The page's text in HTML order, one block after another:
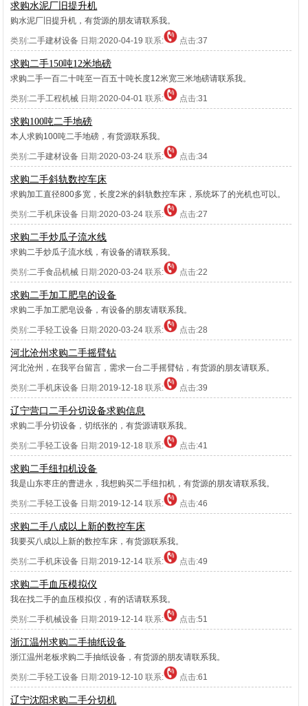
求购水泥厂旧提升机
购水泥厂旧提升机，有货源的朋友请联系我。
类别:二手建材设备 日期:2020-04-19 联系: 点击:37
求购二手150吨12米地磅
求购二手一百二十吨至一百五十吨长度12米宽三米地磅请联系我。
类别:二手工程机械 日期:2020-04-01 联系: 点击:31
求购100吨二手地磅
本人求购100吨二手地磅，有货源联系我。
类别:二手建材设备 日期:2020-03-24 联系: 点击:34
求购二手斜轨数控车床
求购加工直径800多宽，长度2米的斜轨数控车床，系统坏了的光机也可以。
类别:二手机床设备 日期:2020-03-24 联系: 点击:27
求购二手炒瓜子流水线
求购二手炒瓜子流水线，有设备的请联系我。
类别:二手食品机械 日期:2020-03-24 联系: 点击:22
求购二手加工肥皂的设备
求购二手加工肥皂设备，有设备的朋友请联系我。
类别:二手轻工设备 日期:2020-03-24 联系: 点击:28
河北沧州求购二手摇臂钻
河北沧州，在我平台留言，需求一台二手摇臂钻，有货源的朋友请联系。
类别:二手机床设备 日期:2019-12-18 联系: 点击:39
辽宁营口二手分切设备求购信息
求购二手分切设备，切纸张的，有货源请联系我。
类别:二手轻工设备 日期:2019-12-18 联系: 点击:41
求购二手纽扣机设备
我是山东枣庄的曹进永，我想购买二手纽扣机，有货源的朋友请联系我。
类别:二手轻工设备 日期:2019-12-14 联系: 点击:46
求购二手八成以上新的数控车床
我要买八成以上新的数控车床，有货源联系我。
类别:二手机床设备 日期:2019-12-14 联系: 点击:49
求购二手血压模拟仪
我在找二手的血压模拟仪，有的话请联系我。
类别:二手机械设备 日期:2019-12-14 联系: 点击:51
浙江温州求购二手抽纸设备
浙江温州老板求购二手抽纸设备，有货源的朋友请联系我。
类别:二手轻工设备 日期:2019-12-10 联系: 点击:61
辽宁沈阳求购二手分切机